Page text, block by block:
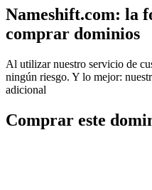
Nameshift.com: la
comprar dominios
Al utilizar nuestro servicio de
ningún riesgo. Y lo mejor:
adicional
Comprar este